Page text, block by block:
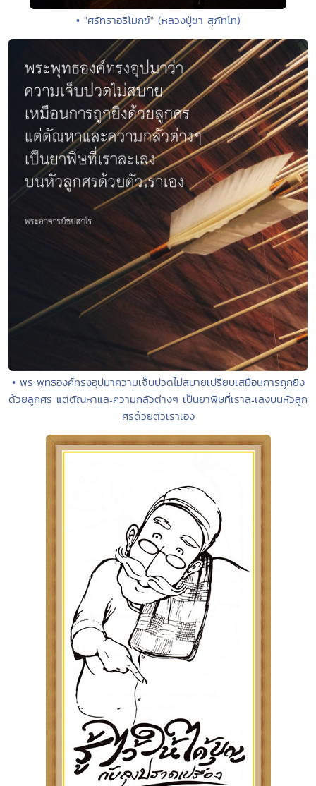
• "ศรัทธาอธิโมกข์" (หลวงปู่ชา สุภัทโท)
• พระพุทธองค์ทรงอุปมาความเจ็บปวดไม่สบายเปรียบเสมือนการถูกยิง
ด้วยลูกศร แต่ตัณหาและความกลัวต่างๆ เป็นยาพิษที่เราละเลงบนหัวลูก
ศรด้วยตัวเราเอง